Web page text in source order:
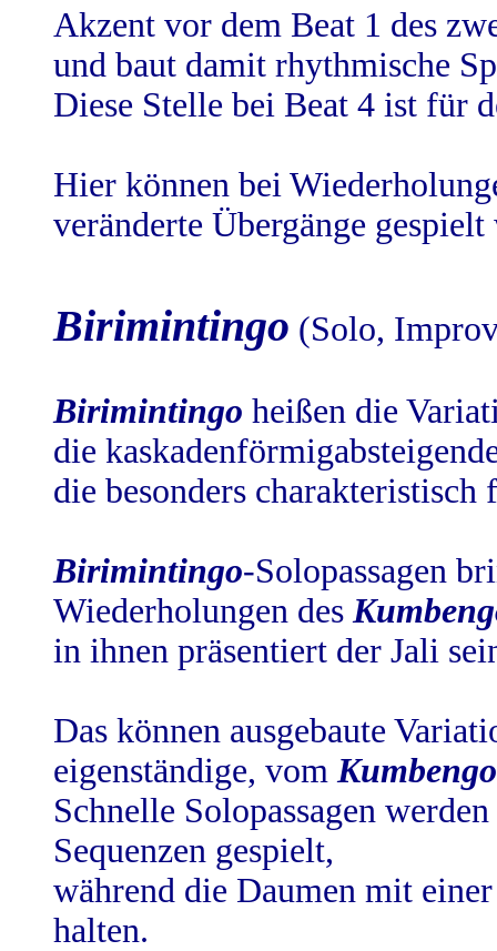
Akzent vor dem Beat 1 des
und baut damit rhythmische
Diese Stelle bei Beat 4 ist für
Hier können bei
veränderte Übergänge gespielt
Birimintingo (Solo,
Birimintingo heißen die
die
die besonders
Birimintingo-Solopassagen
Wiederholungen des
in ihnen präsentiert der Jali
Das können ausgebaute
eigenständige, vomKumbengo
Schnelle Solopassagen
Sequenzen gespielt,
während die Daumen mit
halten.